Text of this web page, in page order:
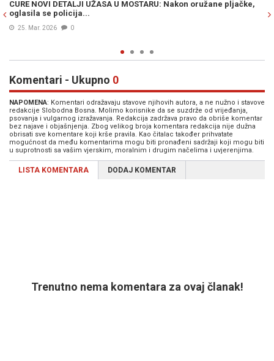
Nakon oružane pljačke,
DIVLJI ZAPAD DANAŠNJICE: Pljačkaši
eksere i eksploziv i blokirali saobraćaj,
Komentari - Ukupno 0
NAPOMENA: Komentari odražavaju stavove njihovih autora, a ne nužno i stavove
redakcije Slobodna Bosna. Molimo korisnike da se suzdrže od vrijeđanja,
psovanja i vulgarnog izražavanja. Redakcija zadržava pravo da obriše komentar
bez najave i objašnjenja. Zbog velikog broja komentara redakcija nije dužna
obrisati sve komentare koji krše pravila. Kao čitalac također prihvatate
mogućnost da među komentarima mogu biti pronađeni sadržaji koji mogu biti
u suprotnosti sa vašim vjerskim, moralnim i drugim načelima i uvjerenjima.
LISTA KOMENTARA DODAJ KOMENTAR
Trenutno nema komentara za ovaj članak!